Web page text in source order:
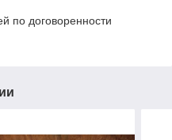
по договоренности